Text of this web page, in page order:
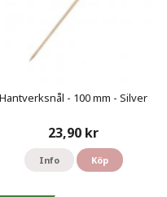
Hantverksnål - 100 mm - Silver
23,90 kr
Info Köp